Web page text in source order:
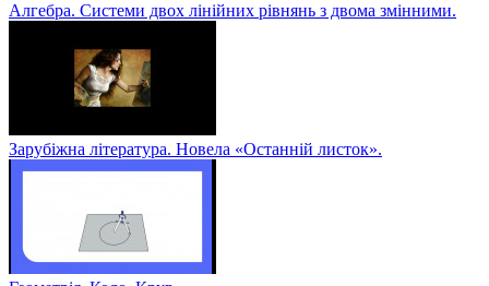
Алгебра. Системи двох лінійних рівнянь з двома змінними.
Зарубіжна література. Новела «Останній листок».